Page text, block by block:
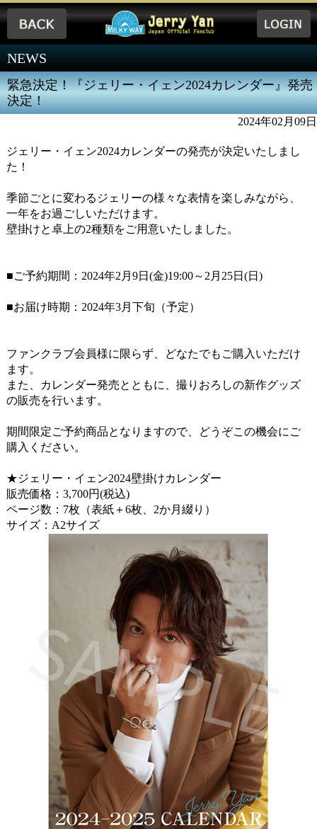
NEWS
緊急決定！『ジェリー・イェン2024カレンダー』発売
決定！
2024年02月09日
ジェリー・イェン2024カレンダーの発売が決定いたしまし
た！
季節ごとに変わるジェリーの様々な表情を楽しみながら、
一年をお過ごしいただけます。
壁掛けと卓上の2種類をご用意いたしました。
■ご予約期間：2024年2月9日(金)19:00～2月25日(日)
■お届け時期：2024年3月下旬（予定）
ファンクラブ会員様に限らず、どなたでもご購入いただけ
ます。
また、カレンダー発売とともに、撮りおろしの新作グッズ
の販売を行います。
期間限定ご予約商品となりますので、どうぞこの機会にご
購入ください。
★ジェリー・イェン2024壁掛けカレンダー
販売価格：3,700円(税込)
ページ数：7枚（表紙＋6枚、2か月綴り）
サイズ：A2サイズ